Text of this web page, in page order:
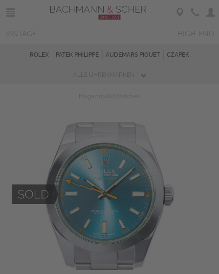
ROLEX PATEK PHILIPPE AUDEMARS PIGUET CZAPEK